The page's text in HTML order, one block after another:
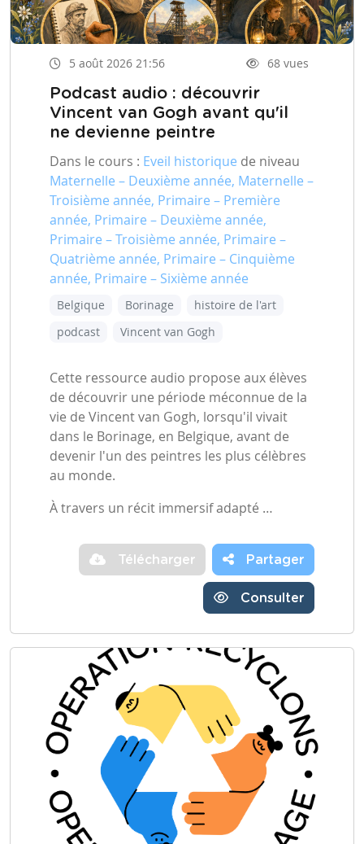
5 août 2026 21:56 68 vues
Podcast audio : découvrir
Vincent van Gogh avant qu'il
ne devienne peintre
Dans le cours : Eveil historique de niveau
Maternelle – Deuxième année, Maternelle –
Troisième année, Primaire – Première
année, Primaire – Deuxième année,
Primaire – Troisième année, Primaire –
Quatrième année, Primaire – Cinquième
année, Primaire – Sixième année
Belgique Borinage
histoire de l'art
podcast
Vincent van Gogh
Cette ressource audio propose aux élèves
de découvrir une période méconnue de la
vie de Vincent van Gogh, lorsqu'il vivait
dans le Borinage, en Belgique, avant de
devenir l'un des peintres les plus célèbres
au monde.
À travers un récit immersif adapté …
Télécharger Partager
Consulter